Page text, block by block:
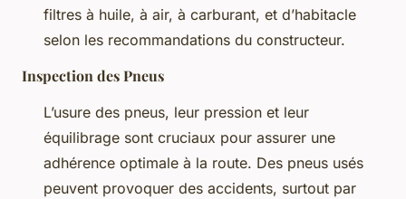
filtres à huile, à air, à carburant, et d’habitacle
selon les recommandations du constructeur.
Inspection des Pneus
L’usure des pneus, leur pression et leur
équilibrage sont cruciaux pour assurer une
adhérence optimale à la route. Des pneus usés
peuvent provoquer des accidents, surtout par